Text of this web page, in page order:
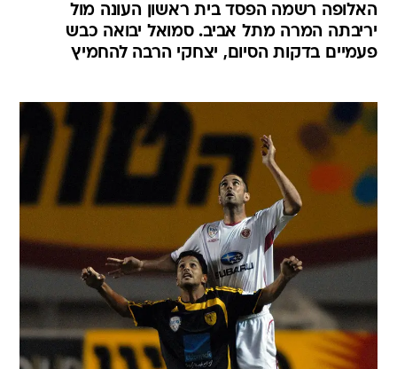
האלופה רשמה הפסד בית ראשון העונה מול
יריבתה המרה מתל אביב. סמואל יבואה כבש
פעמיים בדקות הסיום, יצחקי הרבה להחמיץ